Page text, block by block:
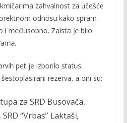
zahvalnost za učešće
odnosu kako spram
i međusobno. Zaista je bilo
pet je izborilo status
rezerva, a oni su:
za SRD Busovača,
“Vrbas” Laktaši,